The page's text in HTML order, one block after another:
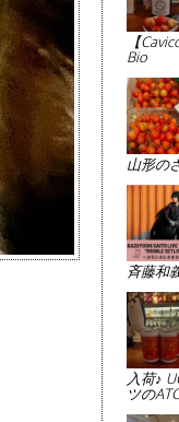
【
Bio
山形の
斉藤和
入荷♪
ツの